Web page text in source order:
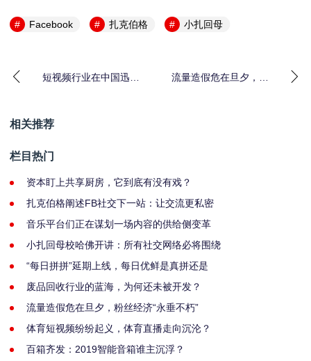
Facebook 扎克伯格 小扎回母
短视频行业在中国迅速
流量造假危在旦夕，粉
相关推荐
栏目热门
资本盯上共享厨房，它到底有没有戏？
扎克伯格阐述FB社交下一站：让交流更私密
音乐平台们正在谋划一场内容的供给侧变革
小扎回母校哈佛开讲：所有社交网络必将围绕
“每日拼拼”延期上线，每日优鲜是真拼还是
废品回收行业的蓝海，为何还未被开发？
流量造假危在旦夕，粉丝经济“永垂不朽”
体育短视频纷纷起义，体育直播走向沉沦？
百箱齐发：2019智能音箱谁主沉浮？